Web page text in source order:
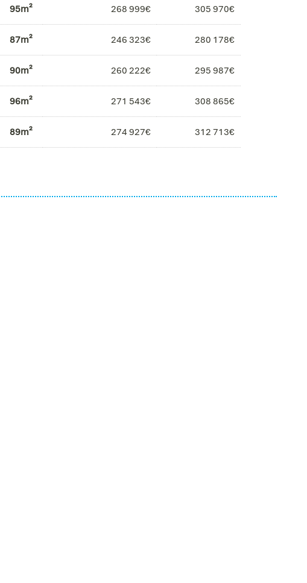
95m² 268 999€ 305 970€
87m² 246 323€ 280 178€
90m² 260 222€ 295 987€
96m² 271 543€ 308 865€
89m² 274 927€ 312 713€